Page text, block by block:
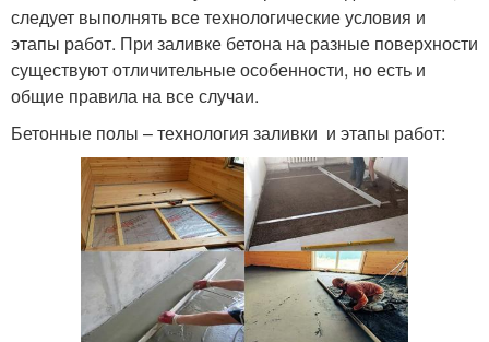
следует выполнять все технологические условия и
этапы работ. При заливке бетона на разные поверхности
существуют отличительные особенности, но есть и
общие правила на все случаи.
Бетонные полы – технология заливки и этапы работ: